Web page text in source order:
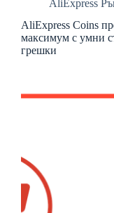
AliExpress
AliExpress Coins
максимум с умни
грешки